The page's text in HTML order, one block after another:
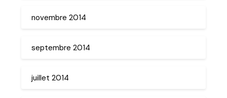
novembre 2014
septembre 2014
juillet 2014